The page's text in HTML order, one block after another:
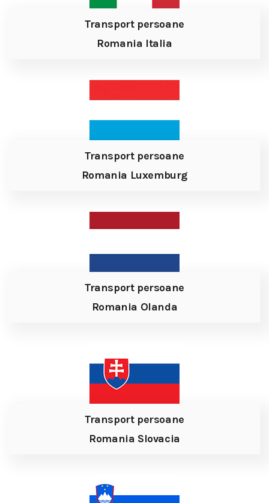
Transport persoane
Romania Italia
Transport persoane
Romania Luxemburg
Transport persoane
Romania Olanda
Transport persoane
Romania Slovacia